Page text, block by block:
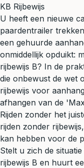
KB Rijbewijs
U heeft een nieuwe
paardentrailer
een gehuurde
onmiddellijk opduikt:
rijbewijs B? In de
die onbewust de wet
rijbewijs voor
afhangen van de
Rijden zonder het
rijden zonder
kan hebben voor de
Stelt u zich de
rijbewijs B en huurt